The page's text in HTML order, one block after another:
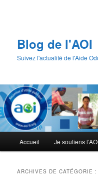
Blog de l'AOI
Suivez l'actualité de l'Aide
principal
Accueil Je soutiens
ARCHIVES DE CATÉGORIE